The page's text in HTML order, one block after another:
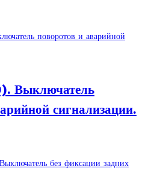
Выключатель
сигнализации.